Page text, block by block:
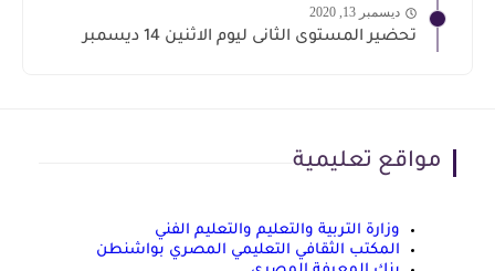
ديسمبر 13, 2020
تحضير المستوى الثانى ليوم الاثنين 14 ديسمبر
مواقع تعليمية
وزارة التربية والتعليم والتعليم الفني
المكتب الثقافي التعليمي المصري بواشنطن